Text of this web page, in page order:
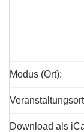
Modus (Ort):
Download als